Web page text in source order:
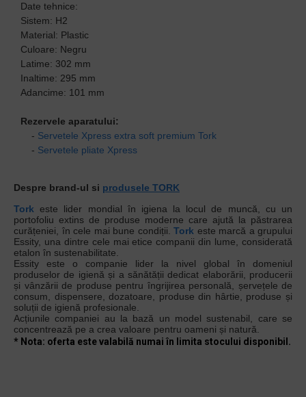
Date tehnice:
Sistem: H2
Material: Plastic
Culoare: Negru
Latime: 302 mm
Inaltime: 295 mm
Adancime: 101 mm
Rezervele aparatului:
- Servetele Xpress extra soft premium Tork
- Servetele pliate Xpress
Despre brand-ul si produsele TORK
Tork este lider mondial în igiena la locul de muncă, cu un
portofoliu extins de produse moderne care ajută la păstrarea
curățeniei, în cele mai bune condiții. Tork este marcă a grupului
Essity, una dintre cele mai etice companii din lume, considerată
etalon în sustenabilitate.
Essity este o companie lider la nivel global în domeniul
produselor de igienă și a sănătății dedicat elaborării, producerii
și vânzării de produse pentru îngrijirea personală, șervețele de
consum, dispensere, dozatoare, produse din hârtie, produse și
soluții de igienă profesionale.
Acțiunile companiei au la bază un model sustenabil, care se
concentrează pe a crea valoare pentru oameni și natură.
* Nota: oferta este valabilă numai în limita stocului disponibil.